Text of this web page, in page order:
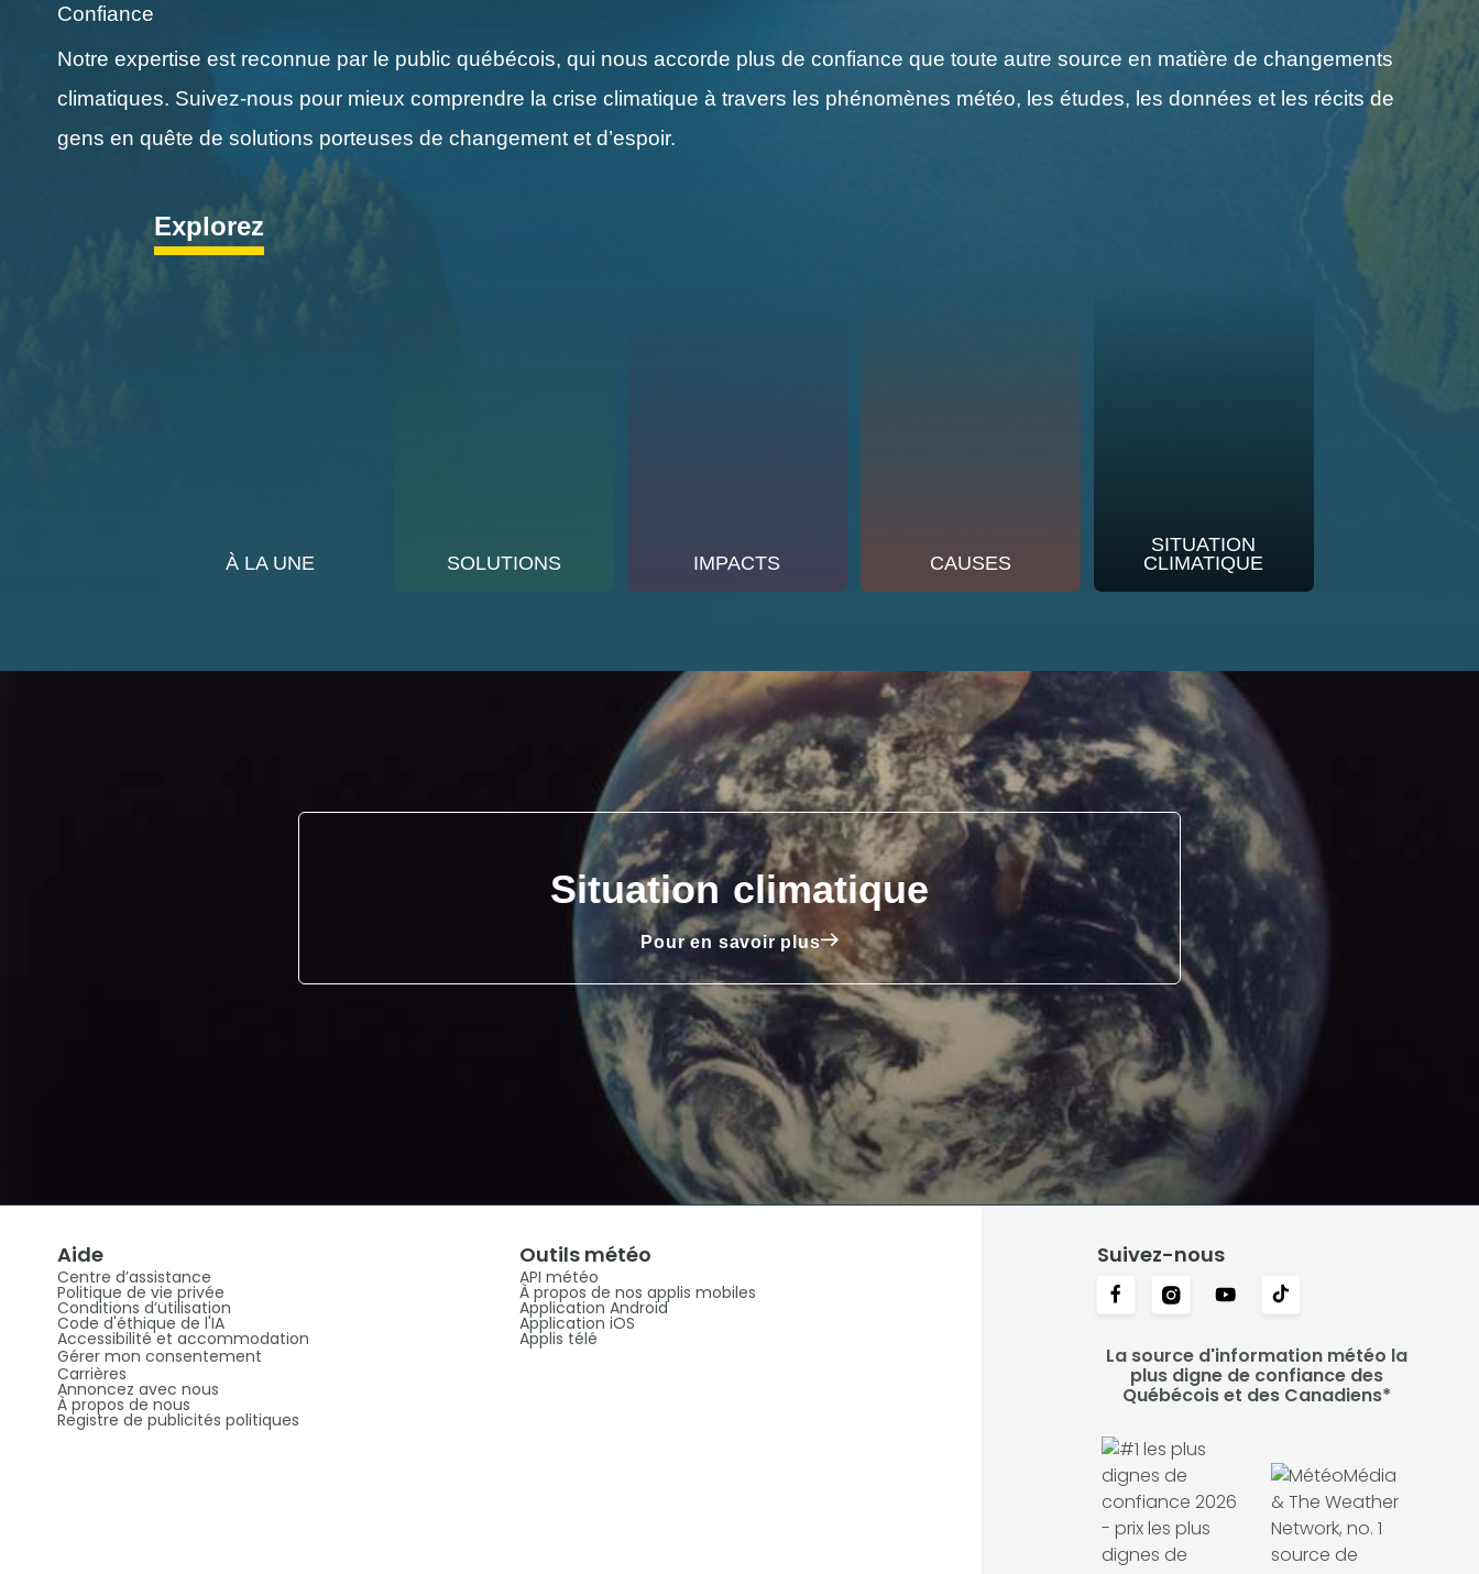
Confiance
Notre expertise est reconnue par le public québécois, qui nous accorde plus de confiance que toute autre source en matière de changements
climatiques. Suivez-nous pour mieux comprendre la crise climatique à travers les phénomènes météo, les études, les données et les récits de
gens en quête de solutions porteuses de changement et d’espoir.
Explorez
À LA UNE SOLUTIONS IMPACTS CAUSES
SITUATION
CLIMATIQUE
Situation climatique
Pour en savoir plus
Aide
Centre d’assistance
Politique de vie privée
Conditions d’utilisation
Code d'éthique de l'IA
Accessibilité et accommodation
Gérer mon consentement
Carrières
Annoncez avec nous
À propos de nous
Registre de publicités politiques
Outils météo
API météo
À propos de nos applis mobiles
Application Android
Application iOS
Applis télé
Suivez-nous
La source d'information météo la
plus digne de confiance des
Québécois et des Canadiens*